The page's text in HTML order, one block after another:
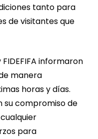
tanto para
de visitantes que
informaron
manera
horas y días.
su compromiso de
para